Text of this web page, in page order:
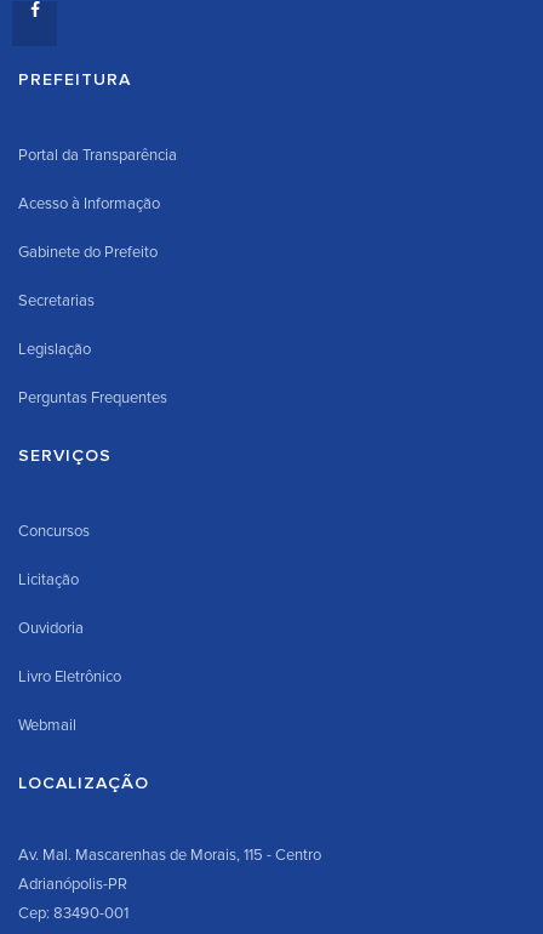
PREFEITURA
Portal da Transparência
Acesso à Informação
Gabinete do Prefeito
Secretarias
Legislação
Perguntas Frequentes
SERVIÇOS
Concursos
Licitação
Ouvidoria
Livro Eletrônico
Webmail
LOCALIZAÇÃO
Av. Mal. Mascarenhas de Morais, 115 - Centro
Adrianópolis-PR
Cep: 83490-001